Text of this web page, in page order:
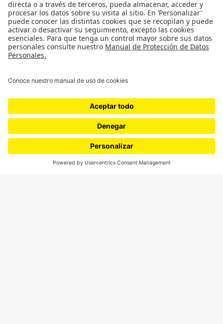
¿Quiénes somos?
Podcasts
Ediciones especiales
SÍGUENOS
¿Quieres escribir en 070?